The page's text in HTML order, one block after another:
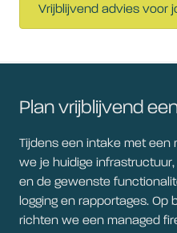
Vrijblijvend advies voor
Plan vrijblijvend
Tijdens een intake met
we je huidige
en de gewenste
logging en rapportages.
richten we een managed